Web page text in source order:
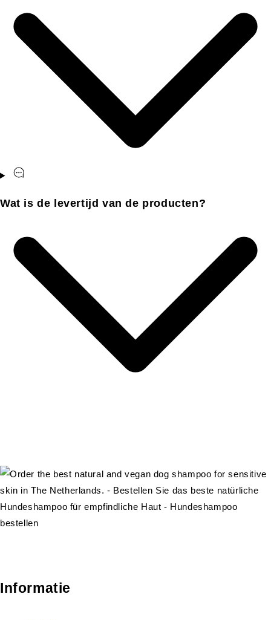
Wat is de levertijd van de producten?
Informatie